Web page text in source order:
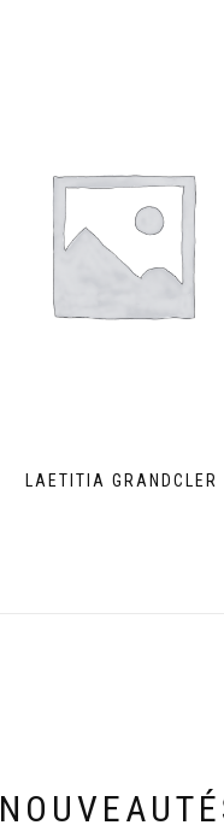
LAETITIA GRANDCLER